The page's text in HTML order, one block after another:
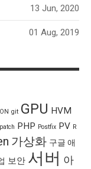
13 Jun, 2020
01 Aug, 2019
git GPU HVM
patch PHP Postfix PV R
가상화 구글 애
보안 서버 아